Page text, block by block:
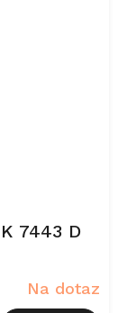
7443 D
Na dotaz